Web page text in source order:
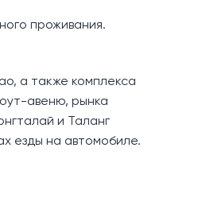
проживания.
а также комплекса
авеню, рынка
и Таланг
езды на автомобиле.